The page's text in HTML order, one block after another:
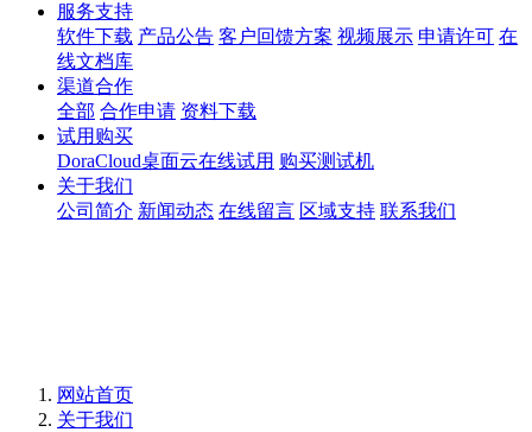
服务支持
软件下载 产品公告 客户回馈方案 视频展示 申请许可 在
线文档库
渠道合作
全部 合作申请 资料下载
试用购买
DoraCloud桌面云在线试用 购买测试机
关于我们
公司简介 新闻动态 在线留言 区域支持 联系我们
网站首页
关于我们